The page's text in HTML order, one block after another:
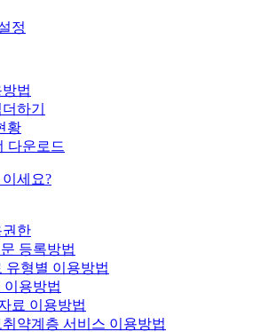
정
법
하기
황
다운로드
세요?
권한
등록방법
유형별 이용방법
이용방법
료 이용방법
취약계층 서비스 이용방법